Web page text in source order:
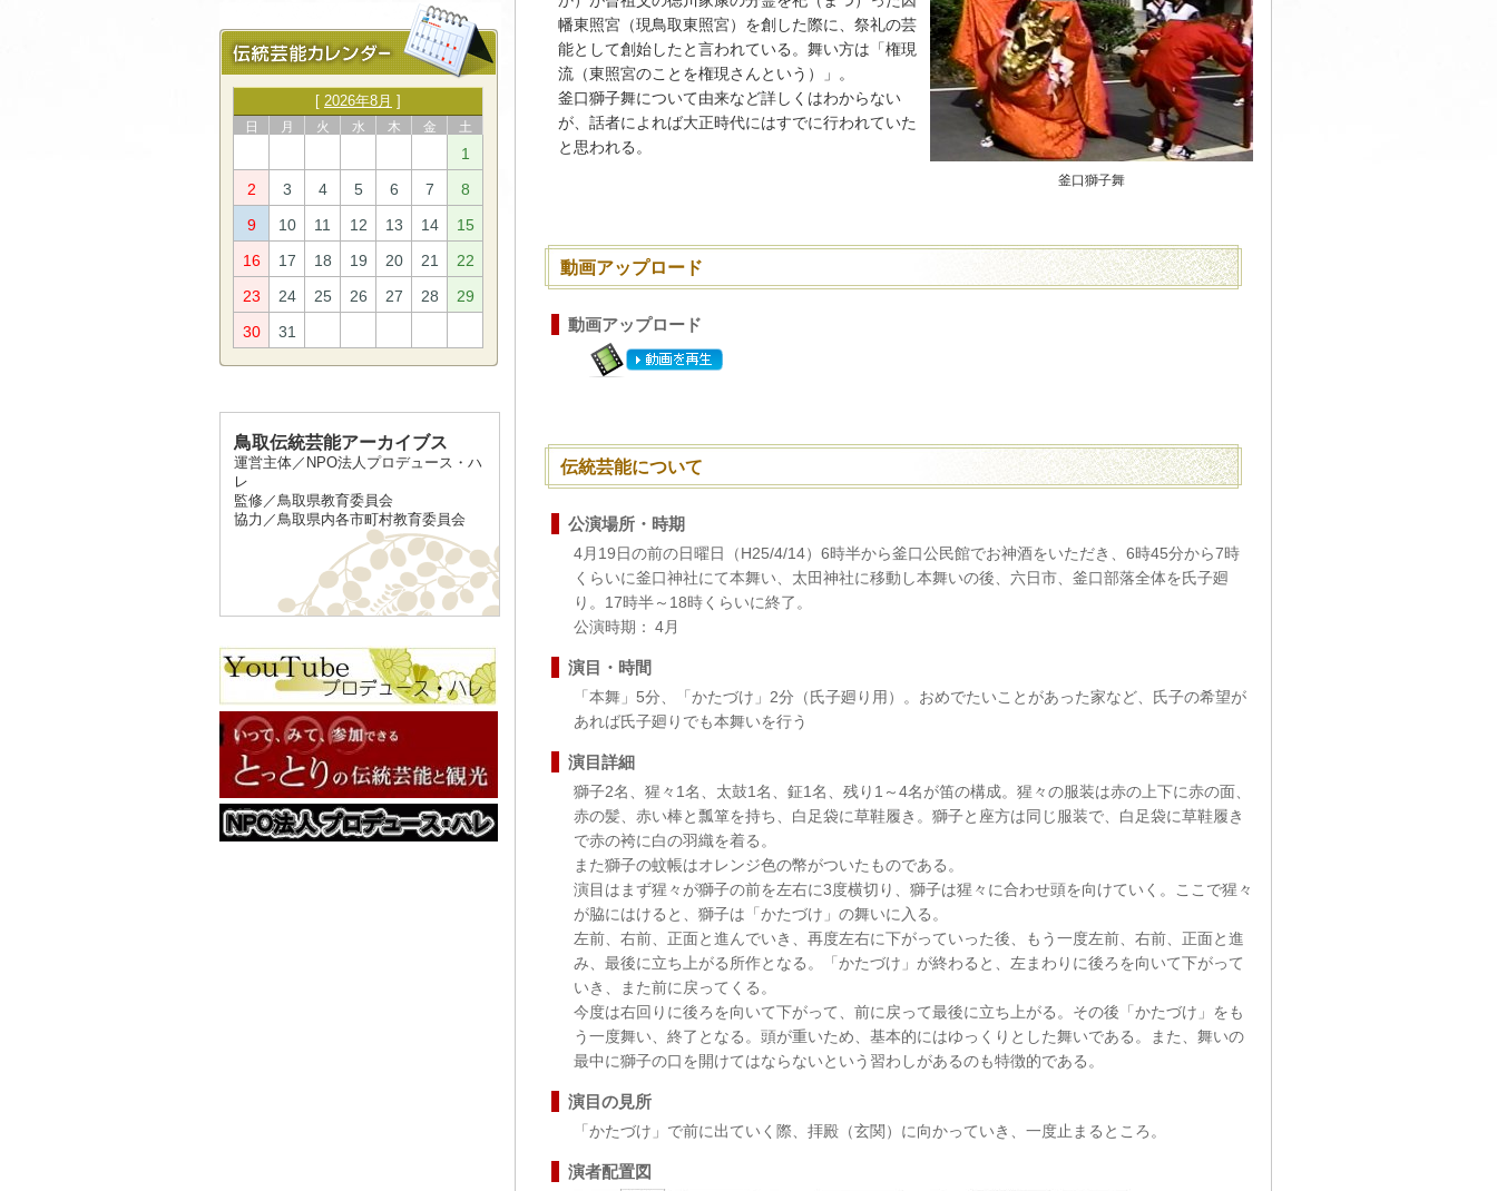
[ 2026年8月 ]
日 月 火 水 木 金 土
1
2
3 4 5 6 7
8
9
10 11 12 13 14
15
16
17 18 19 20 21
22
23
24 25 26 27 28
29
30
31
鳥取伝統芸能アーカイブス
運営主体／NPO法人プロデュース・ハ
レ
監修／鳥取県教育委員会
協力／鳥取県内各市町村教育委員会
釜口獅子舞
幡東照宮（現鳥取東照宮）を創した際に、祭礼の芸
能として創始したと言われている。舞い方は「権現
流（東照宮のことを権現さんという）」。
釜口獅子舞について由来など詳しくはわからない
が、話者によれば大正時代にはすでに行われていた
と思われる。
動画アップロード
動画アップロード
伝統芸能について
公演場所・時期
4月19日の前の日曜日（H25/4/14）6時半から釜口公民館でお神酒をいただき、6時45分から7時
くらいに釜口神社にて本舞い、太田神社に移動し本舞いの後、六日市、釜口部落全体を氏子廻
り。17時半～18時くらいに終了。
公演時期： 4月
演目・時間
「本舞」5分、「かたづけ」2分（氏子廻り用）。おめでたいことがあった家など、氏子の希望が
あれば氏子廻りでも本舞いを行う
演目詳細
獅子2名、猩々1名、太鼓1名、鉦1名、残り1～4名が笛の構成。猩々の服装は赤の上下に赤の面、
赤の髪、赤い棒と瓢箪を持ち、白足袋に草鞋履き。獅子と座方は同じ服装で、白足袋に草鞋履き
で赤の袴に白の羽織を着る。
また獅子の蚊帳はオレンジ色の幣がついたものである。
演目はまず猩々が獅子の前を左右に3度横切り、獅子は猩々に合わせ頭を向けていく。ここで猩々
が脇にはけると、獅子は「かたづけ」の舞いに入る。
左前、右前、正面と進んでいき、再度左右に下がっていった後、もう一度左前、右前、正面と進
み、最後に立ち上がる所作となる。「かたづけ」が終わると、左まわりに後ろを向いて下がって
いき、また前に戻ってくる。
今度は右回りに後ろを向いて下がって、前に戻って最後に立ち上がる。その後「かたづけ」をも
う一度舞い、終了となる。頭が重いため、基本的にはゆっくりとした舞いである。また、舞いの
最中に獅子の口を開けてはならないという習わしがあるのも特徴的である。
演目の見所
「かたづけ」で前に出ていく際、拝殿（玄関）に向かっていき、一度止まるところ。
演者配置図